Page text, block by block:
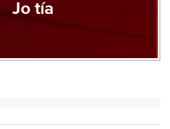
Jo tía